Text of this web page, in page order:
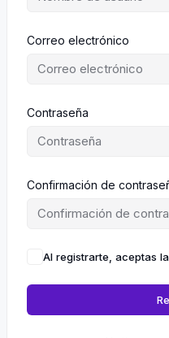
Correo electrónico
Contraseña
Confirmación de
Al registrarte, aceptas